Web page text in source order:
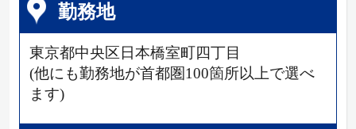
勤務地
東京都中央区日本橋室町四丁目
(他にも勤務地が首都圏100箇所以上で選べ
ます)